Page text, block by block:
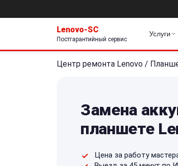
Lenovo-SC
Постгарантийный сервис
Услуги
Центр ремонта Lenovo /
Замена
планшете
Цена за работу